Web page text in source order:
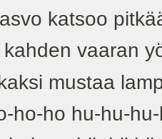
katsoo
vaaran
mustaa
ho-ho hu-hu-